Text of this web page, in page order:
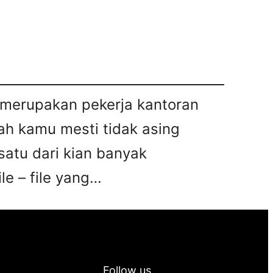
pekerja kantoran
kamu mesti tidak asing
dari kian banyak
– file yang…
Follow us